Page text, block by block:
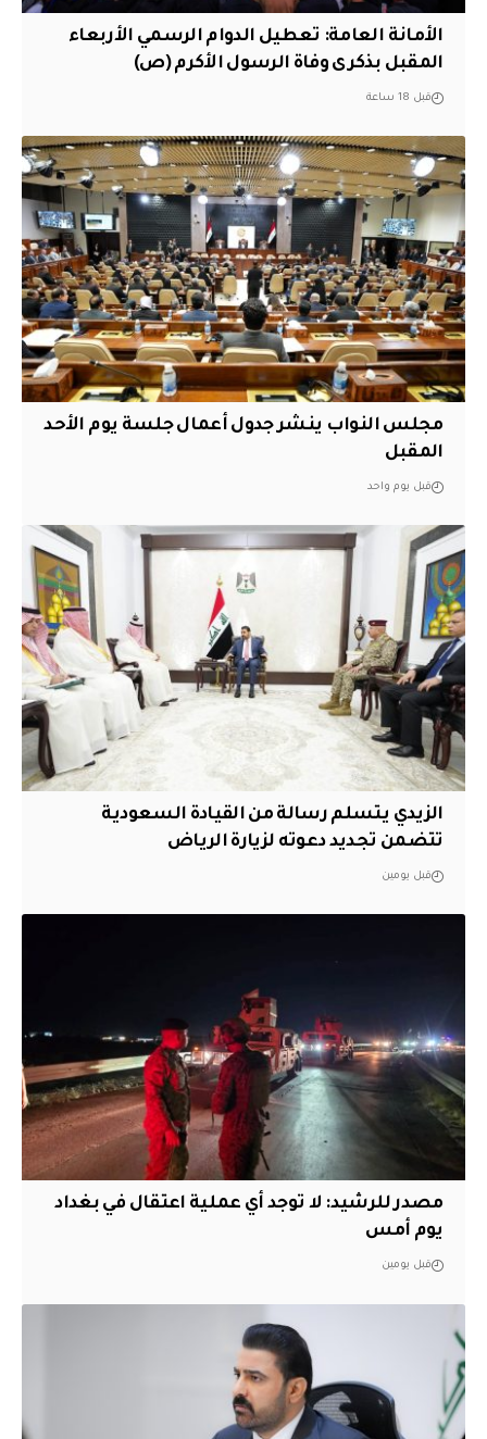
الأمانة العامة: تعطيل الدوام الرسمي الأربعاء
المقبل بذكرى وفاة الرسول الأكرم (ص)
قبل 18 ساعة
مجلس النواب ينشر جدول أعمال جلسة يوم الأحد
المقبل
قبل يوم واحد
الزيدي يتسلم رسالة من القيادة السعودية
تتضمن تجديد دعوته لزيارة الرياض
قبل يومين
مصدر للرشيد: لا توجد أي عملية اعتقال في بغداد
يوم أمس
قبل يومين